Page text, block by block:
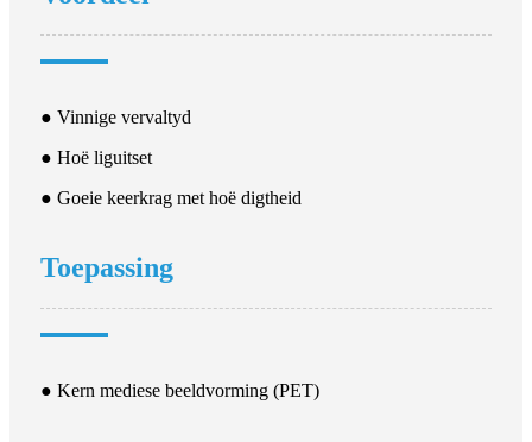
● Vinnige vervaltyd
● Hoë liguitset
● Goeie keerkrag met hoë digtheid
Toepassing
● Kern mediese beeldvorming (PET)